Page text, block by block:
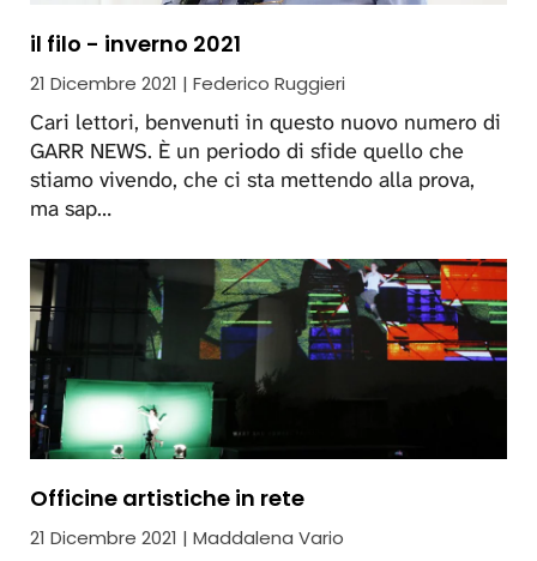
il filo - inverno 2021
21 Dicembre 2021 | Federico Ruggieri
Cari lettori, benvenuti in questo nuovo numero di
GARR NEWS. È un periodo di sfide quello che
stiamo vivendo, che ci sta mettendo alla prova,
ma sap…
Officine artistiche in rete
21 Dicembre 2021 | Maddalena Vario